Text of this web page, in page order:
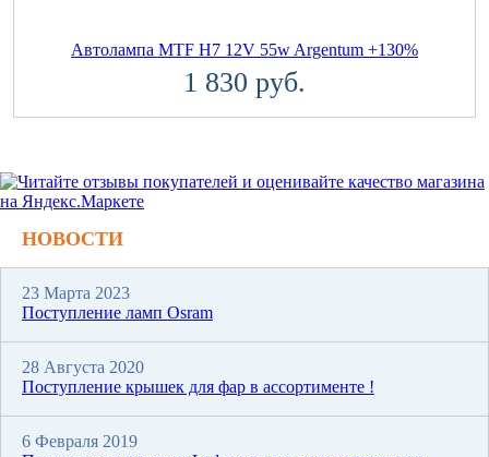
Автолампа MTF H7 12V 55w Argentum +130%
1 830 руб.
НОВОСТИ
23 Марта 2023
Поступление ламп Osram
28 Августа 2020
Поступление крышек для фар в ассортименте !
6 Февраля 2019